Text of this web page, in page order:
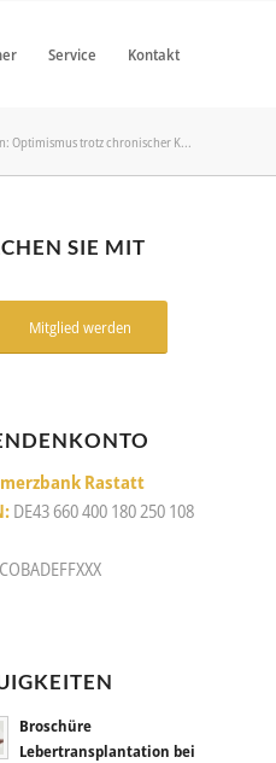
Service Kontakt
Optimismus trotz chronischer K...
SIE MIT
Mitglied werden
Rastatt
DE43 660 400 180 250 108
COBADEFFXXX
Broschüre
Lebertransplantation bei